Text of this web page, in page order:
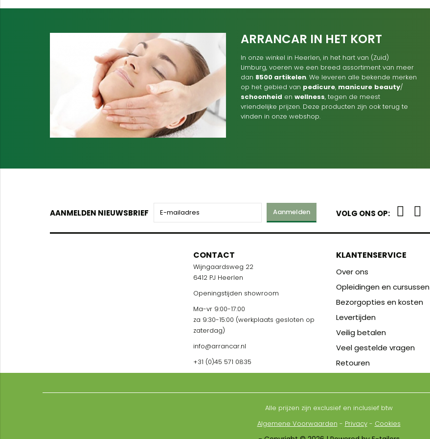
ARRANCAR IN HET KORT
In onze winkel in Heerlen, in het hart van (Zuid)
Limburg, voeren we een breed assortiment van meer
dan 8500 artikelen. We leveren alle bekende merken
op het gebied van pedicure, manicure beauty/
schoonheid en wellness, tegen de meest
vriendelijke prijzen. Deze producten zijn ook terug te
vinden in onze webshop.
AANMELDEN NIEUWSBRIEF Aanmelden VOLG ONS OP:
CONTACT
Wijngaardsweg 22
6412 PJ Heerlen
Openingstijden showroom
Ma-vr 9:00-17:00
za 9:30-15:00 (werkplaats gesloten op
zaterdag)
info@arrancar.nl
+31 (0)45 571 0835
KLANTENSERVICE
Over ons
Opleidingen en cursussen
Bezorgopties en kosten
Levertijden
Veilig betalen
Veel gestelde vragen
Retouren
Alle prijzen zijn exclusief en inclusief btw
Algemene Voorwaarden - Privacy- Cookies